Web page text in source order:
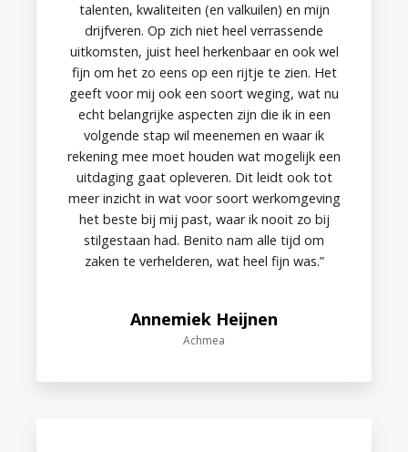
talenten, kwaliteiten (en valkuilen) en mijn
drijfveren. Op zich niet heel verrassende
uitkomsten, juist heel herkenbaar en ook wel
fijn om het zo eens op een rijtje te zien. Het
geeft voor mij ook een soort weging, wat nu
echt belangrijke aspecten zijn die ik in een
volgende stap wil meenemen en waar ik
rekening mee moet houden wat mogelijk een
uitdaging gaat opleveren. Dit leidt ook tot
meer inzicht in wat voor soort werkomgeving
het beste bij mij past, waar ik nooit zo bij
stilgestaan had. Benito nam alle tijd om
zaken te verhelderen, wat heel fijn was.”
Annemiek Heijnen
Achmea